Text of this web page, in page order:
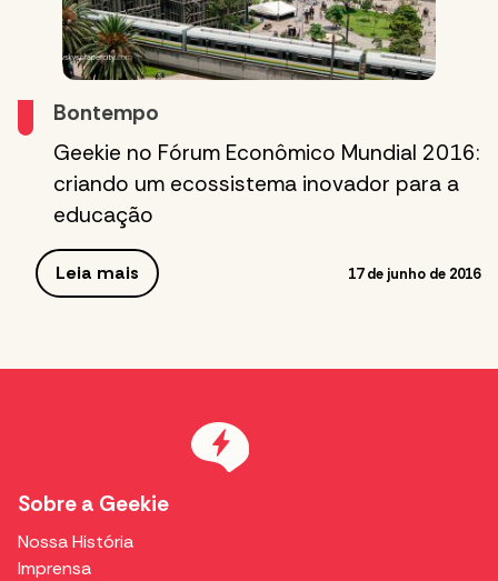
Bontempo
Geekie no Fórum Econômico Mundial 2016:
criando um ecossistema inovador para a
educação
Leia mais 17 de junho de 2016
Sobre a Geekie
Nossa História
Imprensa